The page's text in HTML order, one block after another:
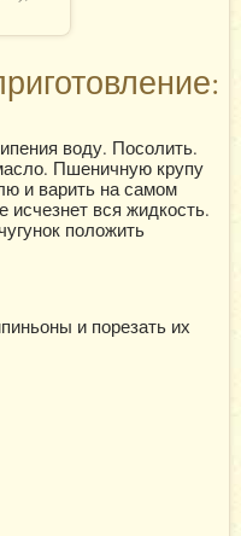
воду. Посолить.
Пшеничную крупу
и варить на самом
исчезнет вся жидкость.
положить
и порезать их